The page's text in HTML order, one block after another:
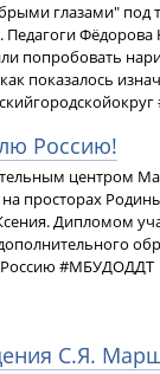
глазами" под
Педагоги
попробовать
показалось
Россию!
центром
просторах
Дипломом
#МБУДОДДТ
С.Я.